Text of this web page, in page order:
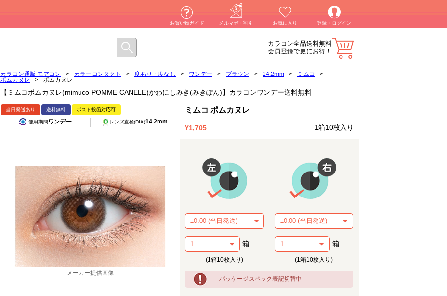
お買い物ガイド メルマガ・割引 お気に入り 登録・ログイン
カラコン全品送料無料
会員登録で更にお得！
カラコン通販 モアコン > カラーコンタクト > 度あり・度なし > ワンデー > ブラウン > 14.2mm > ミムコ
>
ポムカヌレ
> ポムカヌレ
【ミムコポムカヌレ(mimuco POMME CANELE)かわにしみき(みきぽん)】カラコンワンデー送料無料
当日発送あり 送料無料 ポスト投函対応可
使用期間ワンデー レンズ直径(DIA)14.2mm
メーカー提供画像
ミムコ ポムカヌレ
¥1,705 1箱10枚入り
箱
(1箱10枚入り)
箱
(1箱10枚入り)
パッケージスペック表記切替中